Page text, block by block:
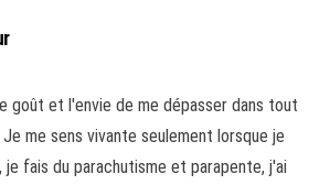
goût et l'envie de me dépasser dans tout
me sens vivante seulement lorsque je
fais du parachutisme et parapente, j'ai